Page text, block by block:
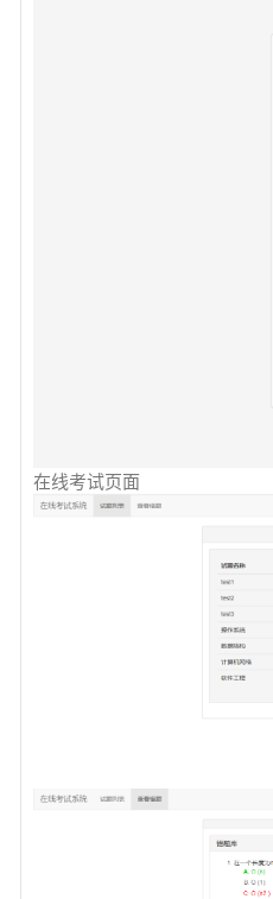
在线考试页面